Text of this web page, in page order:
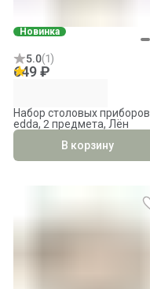
Новинка
5.0(1)
649 ₽
Набор столовых приборов
edda, 2 предмета, Лён
В корзину